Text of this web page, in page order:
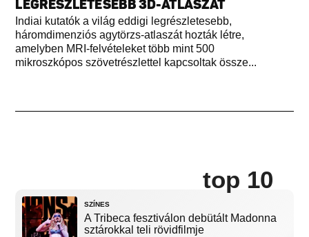
LEGRÉSZLETESEBB 3D-ATLASZÁT
Indiai kutatók a világ eddigi legrészletesebb,
háromdimenziós agytörzs-atlaszát hozták létre,
amelyben MRI-felvételeket több mint 500
mikroszkópos szövetrészlettel kapcsoltak össze...
top 10
SZÍNES
A Tribeca fesztiválon debütált Madonna
sztárokkal teli rövidfilmje